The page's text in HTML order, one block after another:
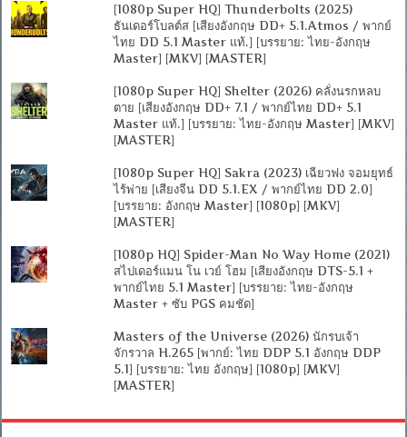
[1080p Super HQ] Thunderbolts (2025)
ธันเดอร์โบลต์ส [เสียงอังกฤษ DD+ 5.1.Atmos / พากย์
ไทย DD 5.1 Master แท้.] [บรรยาย: ไทย-อังกฤษ
Master] [MKV] [MASTER]
[1080p Super HQ] Shelter (2026) คลั่งนรกหลบ
ตาย [เสียงอังกฤษ DD+ 7.1 / พากย์ไทย DD+ 5.1
Master แท้.] [บรรยาย: ไทย-อังกฤษ Master] [MKV]
[MASTER]
[1080p Super HQ] Sakra (2023) เฉียวฟง จอมยุทธ์
ไร้พ่าย [เสียงจีน DD 5.1.EX / พากย์ไทย DD 2.0]
[บรรยาย: อังกฤษ Master] [1080p] [MKV]
[MASTER]
[1080p HQ] Spider-Man No Way Home (2021)
สไปเดอร์แมน โน เวย์ โฮม [เสียงอังกฤษ DTS-5.1 +
พากย์ไทย 5.1 Master] [บรรยาย: ไทย-อังกฤษ
Master + ซับ PGS คมชัด]
Masters of the Universe (2026) นักรบเจ้า
จักรวาล H.265 [พากย์: ไทย DDP 5.1 อังกฤษ DDP
5.1] [บรรยาย: ไทย อังกฤษ] [1080p] [MKV]
[MASTER]